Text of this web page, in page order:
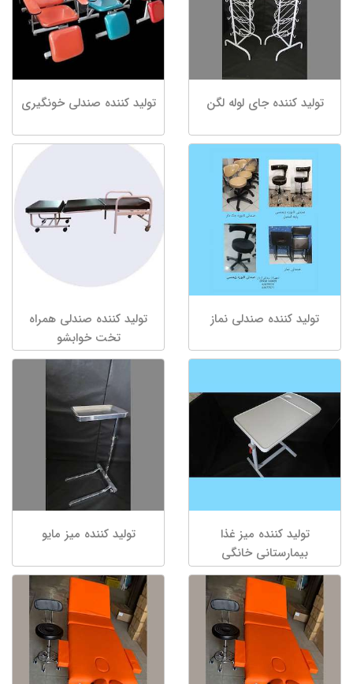
تولید کننده جای لوله لگن تولید کننده صندلی خونگیری
تولید کننده صندلی نماز
تولید کننده صندلی همراه
تخت خوابشو
تولید کننده میز غذا
بیمارستانی خانگی
تولید کننده میز مایو